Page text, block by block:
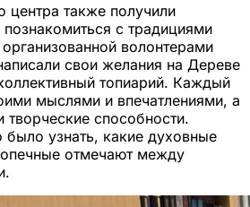
центра также получили
с традициями
волонтерами
свои желания на Дереве
топиарий. Каждый
мыслями и впечатлениями, а
творческие способности.
было узнать, какие духовные
отмечают между